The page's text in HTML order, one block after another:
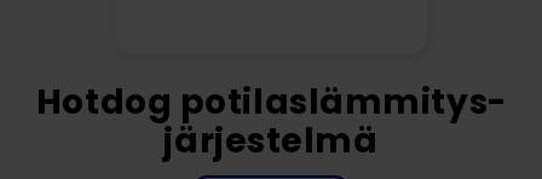
Hotdog potilaslämmitys­
järjestelmä